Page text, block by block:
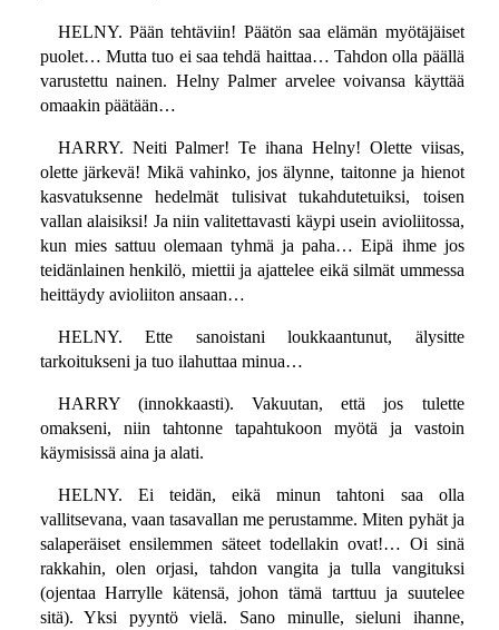
HELNY. Pään tehtäviin! Päätön saa elämän myötäjäiset
puolet… Mutta tuo ei saa tehdä haittaa… Tahdon olla päällä
varustettu nainen. Helny Palmer arvelee voivansa käyttää
omaakin päätään…
HARRY. Neiti Palmer! Te ihana Helny! Olette viisas,
olette järkevä! Mikä vahinko, jos älynne, taitonne ja hienot
kasvatuksenne hedelmät tulisivat tukahdutetuiksi, toisen
vallan alaisiksi! Ja niin valitettavasti käypi usein avioliitossa,
kun mies sattuu olemaan tyhmä ja paha… Eipä ihme jos
teidänlainen henkilö, miettii ja ajattelee eikä silmät ummessa
heittäydy avioliiton ansaan…
HELNY. Ette sanoistani loukkaantunut, älysitte
tarkoitukseni ja tuo ilahuttaa minua…
HARRY (innokkaasti). Vakuutan, että jos tulette
omakseni, niin tahtonne tapahtukoon myötä ja vastoin
käymisissä aina ja alati.
HELNY. Ei teidän, eikä minun tahtoni saa olla
vallitsevana, vaan tasavallan me perustamme. Miten pyhät ja
salaperäiset ensilemmen säteet todellakin ovat!… Oi sinä
rakkahin, olen orjasi, tahdon vangita ja tulla vangituksi
(ojentaa Harrylle kätensä, johon tämä tarttuu ja suutelee
sitä). Yksi pyyntö vielä. Sano minulle, sieluni ihanne,